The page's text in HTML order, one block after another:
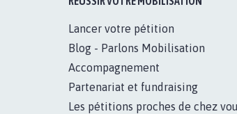
Lancer votre pétition
Blog - Parlons Mobilisation
Accompagnement
Partenariat et fundraising
Les pétitions proches de chez